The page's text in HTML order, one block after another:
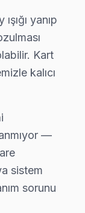
Uzman
çalışması için
— Sarıyer
bakımı
yanıp
Kart
kalıcı
—
sistem
sorunu